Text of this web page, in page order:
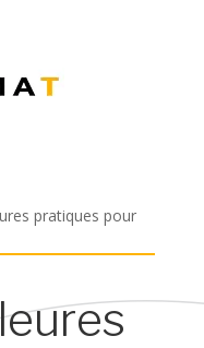
pratiques pour